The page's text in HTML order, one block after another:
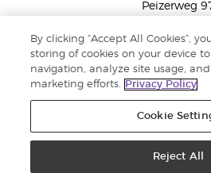
Peizerweg
Netherlands
Ilmainen yhteydenotto
913 239
Email:
pidätetään. |
By clicking “Accept All Cookies”,
storing of cookies on your device
navigation, analyze site usage,
marketing efforts.
Privacy Policy
Cookie
Reject All